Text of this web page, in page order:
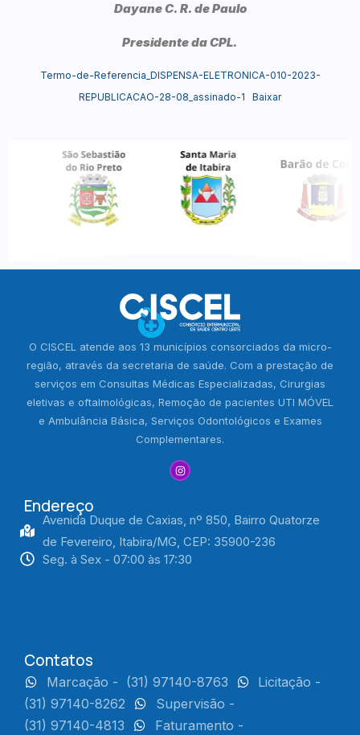
Dayane C. R. de Paulo
Presidente da CPL.
Termo-de-Referencia_DISPENSA-ELETRONICA-010-2023-
REPUBLICACAO-28-08_assinado-1
Baixar
O CISCEL atende aos 13 municípios consorciados da micro-
região, através da secretaria de saúde. Com a prestação de
serviços em Consultas Médicas Especializadas, Cirurgias
eletivas e oftalmológicas, Remoção de pacientes UTI MÓVEL
e Ambulância Básica, Serviços Odontológicos e Exames
Complementares.
Endereço
Avenida Duque de Caxias, nº 850, Bairro Quatorze
de Fevereiro, Itabira/MG, CEP: 35900-236
Seg. à Sex - 07:00 às 17:30
Contatos
Marcação - (31) 97140-8763
Licitação -
(31) 97140-8262
Supervisão -
(31) 97140-4813
Faturamento -